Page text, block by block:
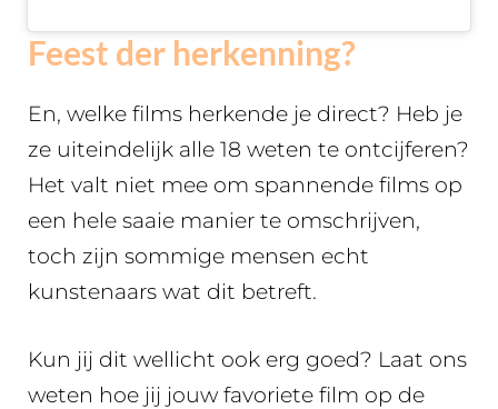
Feest der herkenning?
En, welke films herkende je direct? Heb je
ze uiteindelijk alle 18 weten te ontcijferen?
Het valt niet mee om spannende films op
een hele saaie manier te omschrijven,
toch zijn sommige mensen echt
kunstenaars wat dit betreft.
Kun jij dit wellicht ook erg goed? Laat ons
weten hoe jij jouw favoriete film op de